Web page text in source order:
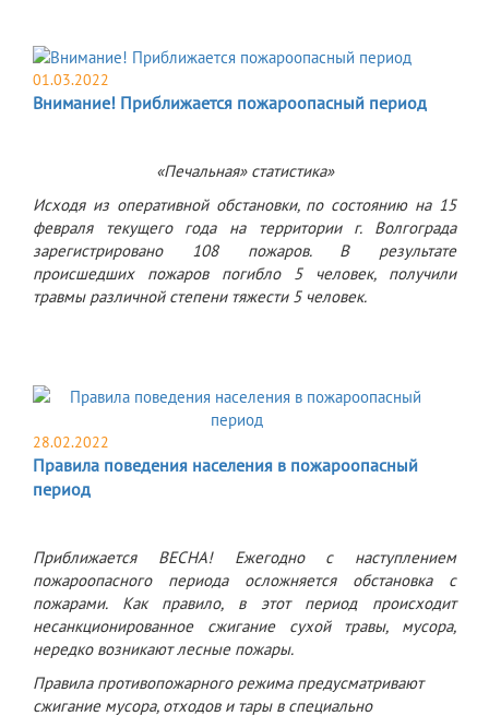
01.03.2022
Внимание! Приближается пожароопасный период
«Печальная» статистика»
Исходя из оперативной обстановки, по состоянию на 15
февраля текущего года на территории г. Волгограда
зарегистрировано 108 пожаров. В результате
происшедших пожаров погибло 5 человек, получили
травмы различной степени тяжести 5 человек.
28.02.2022
Правила поведения населения в пожароопасный
период
Приближается ВЕСНА! Ежегодно с наступлением
пожароопасного периода осложняется обстановка с
пожарами. Как правило, в этот период происходит
несанкционированное сжигание сухой травы, мусора,
нередко возникают лесные пожары.
Правила противопожарного режима предусматривают
сжигание мусора, отходов и тары в специально